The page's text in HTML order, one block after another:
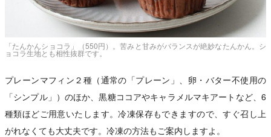
「たんかんショコラ」（550円）。苦みと甘みがバランスが絶妙なたんかん。シ
ョコラ生地とも相性抜群です。
プレーンマフィン２種（通常の「プレーン」、卵・バター不使用の
「シンプル」）のほか、黒糖ココアやキャラメルマキアートなど、6
種類ほどご用意いたします。冷凍保存もできますので、すぐ召し上
がれなくても大丈夫です。冷凍の方法もご案内しますよ。